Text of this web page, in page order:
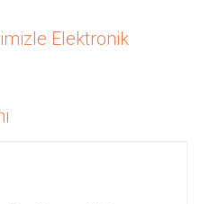
Elektronik